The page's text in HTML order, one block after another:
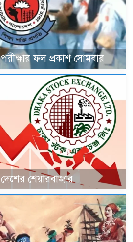
ফল প্রকাশ সোমবার
শেয়ারবাজার